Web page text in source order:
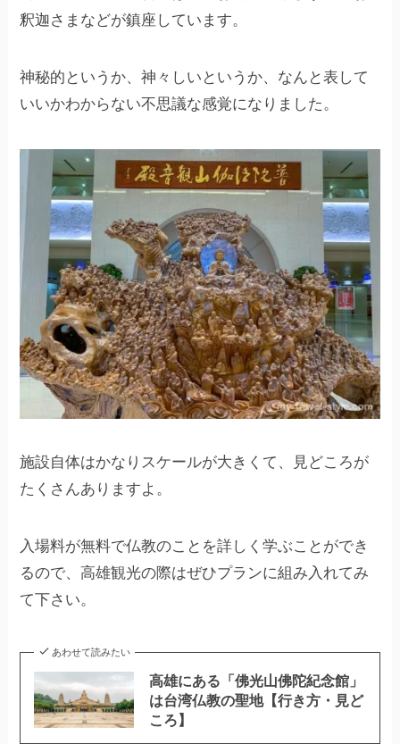
釈迦さまなどが鎮座しています。
神秘的というか、神々しいというか、なんと表して
いいかわからない不思議な感覚になりました。
施設自体はかなりスケールが大きくて、見どころが
たくさんありますよ。
入場料が無料で仏教のことを詳しく学ぶことができ
るので、高雄観光の際はぜひプランに組み入れてみ
て下さい。
あわせて読みたい
高雄にある「佛光山佛陀紀念館」
は台湾仏教の聖地【行き方・見ど
ころ】